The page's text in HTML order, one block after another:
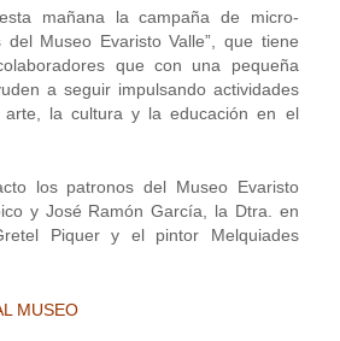
mañana la campaña de micro-
del Museo Evaristo Valle”, que tiene
que con una pequeña
a seguir impulsando actividades
arte, la cultura y la educación en el
los patronos del Museo Evaristo
y José Ramón García, la Dtra. en
Piquer y el pintor Melquiades
MUSEO